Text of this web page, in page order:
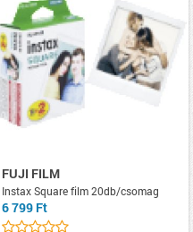
FUJI FILM
Instax Square film 20db/csomag
6 799 Ft